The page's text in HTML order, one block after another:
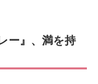
ー』、満を持